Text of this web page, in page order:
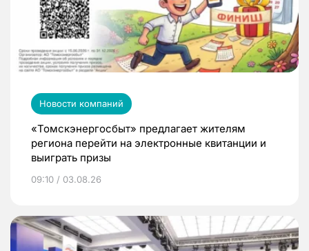
Новости компаний
«Томскэнергосбыт» предлагает жителям
региона перейти на электронные квитанции и
выиграть призы
09:10 / 03.08.26